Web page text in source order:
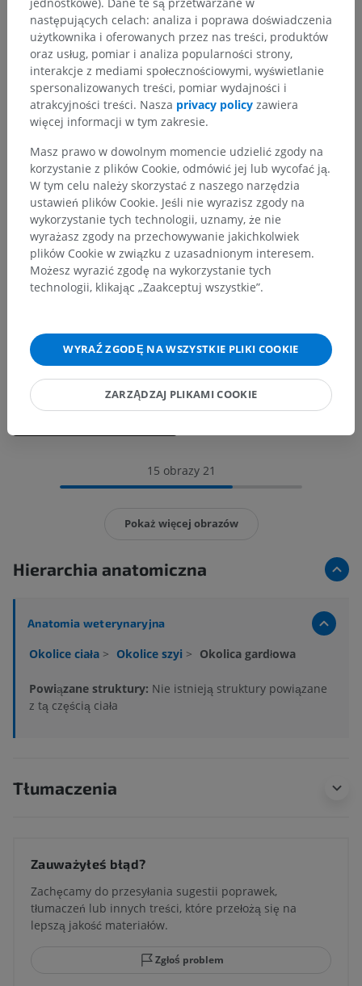
15 obrazy 21
Pokaż więcej obrazów
Hierarchia anatomiczna
Anatomia weterynaryjna
Okolice ciała > Okolice szyi > Okolica gardłowa
Powiązane struktury: Nie istnieją struktury powiązane
z tą częścią ciała
Tłumaczenia
Zauważyłeś błąd?
Zachęcamy do przesyłania sugestii poprawek,
tłumaczeń lub innych treści, które przełożą się na
lepszą jakość materiałów.
Zgłoś problem
jednostkowe). Dane te są przetwarzane w
następujących celach: analiza i poprawa doświadczenia
użytkownika i oferowanych przez nas treści, produktów
oraz usług, pomiar i analiza popularności strony,
interakcje z mediami społecznościowymi, wyświetlanie
spersonalizowanych treści, pomiar wydajności i
atrakcyjności treści. Nasza privacy policy zawiera
więcej informacji w tym zakresie.
Masz prawo w dowolnym momencie udzielić zgody na
korzystanie z plików Cookie, odmówić jej lub wycofać ją.
W tym celu należy skorzystać z naszego narzędzia
ustawień plików Cookie. Jeśli nie wyrazisz zgody na
wykorzystanie tych technologii, uznamy, że nie
wyrażasz zgody na przechowywanie jakichkolwiek
plików Cookie w związku z uzasadnionym interesem.
Możesz wyrazić zgodę na wykorzystanie tych
technologii, klikając „Zaakceptuj wszystkie”.
WYRAŹ ZGODĘ NA WSZYSTKIE PLIKI COOKIE
ZARZĄDZAJ PLIKAMI COOKIE